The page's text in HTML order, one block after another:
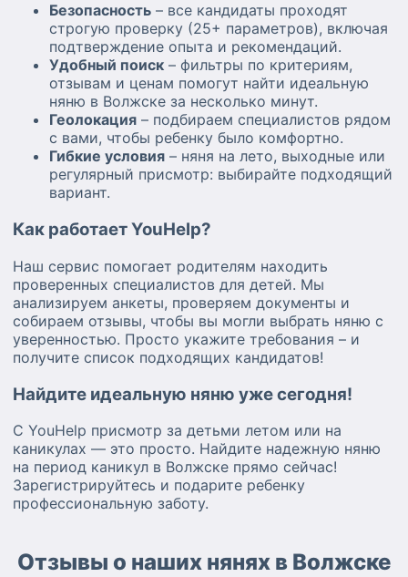
Безопасность – все кандидаты проходят
строгую проверку (25+ параметров), включая
подтверждение опыта и рекомендаций.
Удобный поиск – фильтры по критериям,
отзывам и ценам помогут найти идеальную
няню в Волжске за несколько минут.
Геолокация – подбираем специалистов рядом
с вами, чтобы ребенку было комфортно.
Гибкие условия – няня на лето, выходные или
регулярный присмотр: выбирайте подходящий
вариант.
Как работает YouHelp?
Наш сервис помогает родителям находить
проверенных специалистов для детей. Мы
анализируем анкеты, проверяем документы и
собираем отзывы, чтобы вы могли выбрать няню с
уверенностью. Просто укажите требования – и
получите список подходящих кандидатов!
Найдите идеальную няню уже сегодня!
С YouHelp присмотр за детьми летом или на
каникулах — это просто. Найдите надежную няню
на период каникул в Волжске прямо сейчас!
Зарегистрируйтесь и подарите ребенку
профессиональную заботу.
Отзывы о наших нянях в Волжске